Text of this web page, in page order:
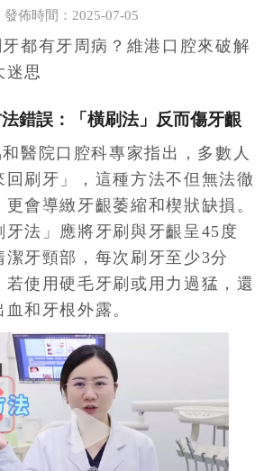
發佈時間：2025-07-05
都有牙周病？維港口腔來破解
迷思
錯誤： 「橫刷法」反而傷牙齦
醫院口腔科專家指出，多數人
回刷牙」，這種方法不但無法徹
會導緻牙齦萎縮和楔狀缺損。
牙法」應將牙刷與牙齦呈45度
牙頸部，每次刷牙至少3分
使用硬毛牙刷或用力過猛，還
和牙根外露。